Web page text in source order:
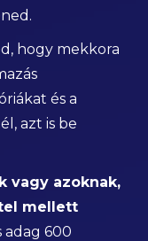
hogy mekkora
és a
azt is be
vagy azoknak,
mellett
adag 600